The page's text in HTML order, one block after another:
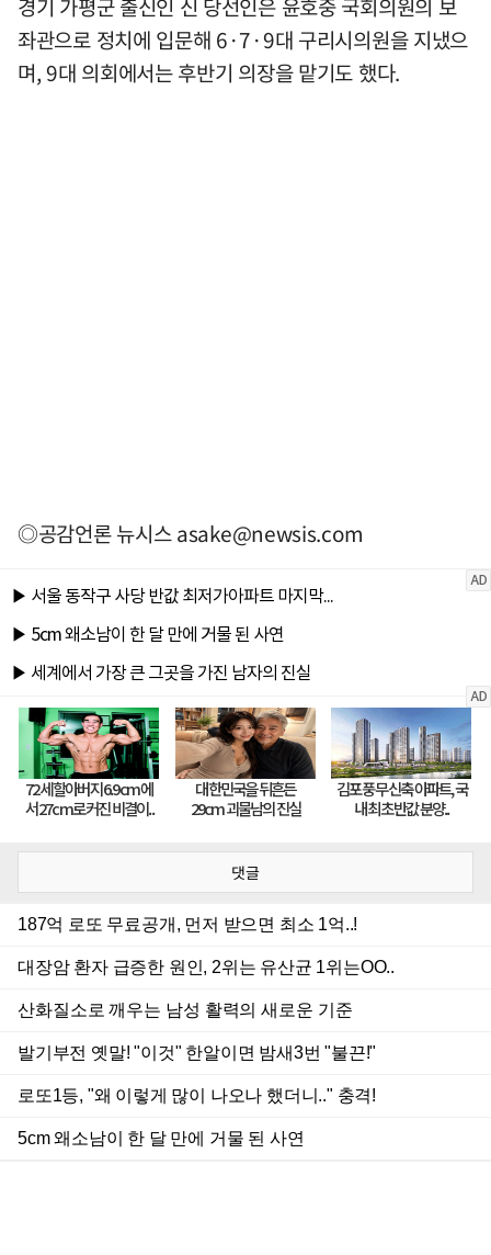
경기 가평군 출신인 신 당선인은 윤호중 국회의원의 보
좌관으로 정치에 입문해 6·7·9대 구리시의원을 지냈으
며, 9대 의회에서는 후반기 의장을 맡기도 했다.
◎공감언론 뉴시스asake@newsis.com
댓글